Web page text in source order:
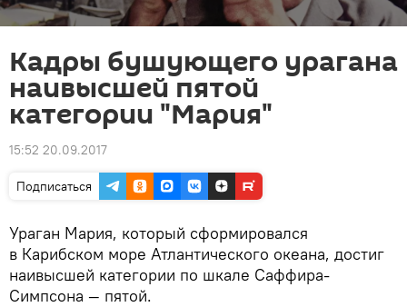
Кадры бушующего урагана
наивысшей пятой
категории "Мария"
15:52 20.09.2017
Подписаться
Ураган Мария, который сформировался
в Карибском море Атлантического океана, достиг
наивысшей категории по шкале Саффира-
Симпсона — пятой.